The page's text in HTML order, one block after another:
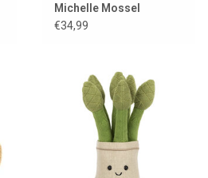
Michelle Mossel
€34,99